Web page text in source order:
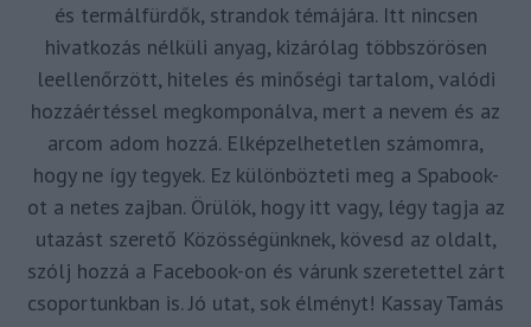
és termálfürdők, strandok témájára. Itt nincsen
hivatkozás nélküli anyag, kizárólag többszörösen
leellenőrzött, hiteles és minőségi tartalom, valódi
hozzáértéssel megkomponálva, mert a nevem és az
arcom adom hozzá. Elképzelhetetlen számomra,
hogy ne így tegyek. Ez különbözteti meg a Spabook-
ot a netes zajban. Örülök, hogy itt vagy, légy tagja az
utazást szerető Közösségünknek, kövesd az oldalt,
szólj hozzá a Facebook-on és várunk szeretettel zárt
csoportunkban is. Jó utat, sok élményt! Kassay Tamás